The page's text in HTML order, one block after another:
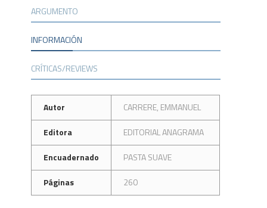
ARGUMENTO
INFORMACIÓN
CRÍTICAS/REVIEWS
Autor
CARRERE, EMMANUEL
Editora
EDITORIAL ANAGRAMA
Encuadernado
PASTA SUAVE
Páginas
260